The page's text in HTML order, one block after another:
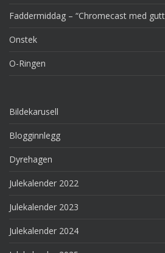
Faddermiddag – “Chromecast med
Onstek
O-Ringen
Bildekarusell
Blogginnlegg
Dyrehagen
Julekalender 2022
Julekalender 2023
Julekalender 2024